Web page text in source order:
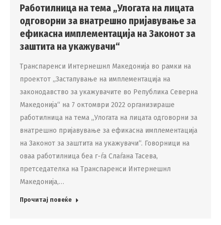
Работилница на тема „Улогата на лицата
одговорни за внатрешно пријавување за
ефикасна имплементација на Законот за
заштита на укажувачи“
Транспаренси Интернешнл Македонија во рамки на
проектот „Застапување на имплементација на
законодавство за укажувачите во Република Северна
Македонија“ на 7 октомври 2022 организираше
работилница на тема „Улогата на лицата одговорни за
внатрешно пријавување за ефикасна имплементација
на Законот за заштита на укажувачи“. Говорници на
оваа работилница беа г-ѓа Слаѓана Тасева,
претседателка на Транспаренси Интернешнл
Македонија,…
Прочитај повеќе